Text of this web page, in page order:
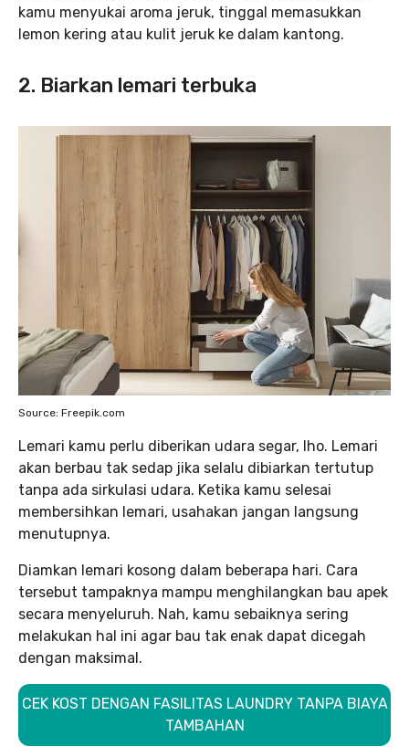
kamu menyukai aroma jeruk, tinggal memasukkan
lemon kering atau kulit jeruk ke dalam kantong.
2. Biarkan lemari terbuka
Source: Freepik.com
Lemari kamu perlu diberikan udara segar, lho. Lemari
akan berbau tak sedap jika selalu dibiarkan tertutup
tanpa ada sirkulasi udara. Ketika kamu selesai
membersihkan lemari, usahakan jangan langsung
menutupnya.
Diamkan lemari kosong dalam beberapa hari. Cara
tersebut tampaknya mampu menghilangkan bau apek
secara menyeluruh. Nah, kamu sebaiknya sering
melakukan hal ini agar bau tak enak dapat dicegah
dengan maksimal.
CEK KOST DENGAN FASILITAS LAUNDRY TANPA BIAYA
TAMBAHAN